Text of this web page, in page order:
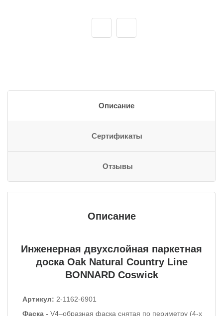
Описание
Сертификаты
Отзывы
Описание
Инженерная двухслойная паркетная
доска Oak Natural Country Line
BONNARD Coswick
Артикул: 2-1162-6901
Фаска - V4–образная фаска снятая по периметру (4-х